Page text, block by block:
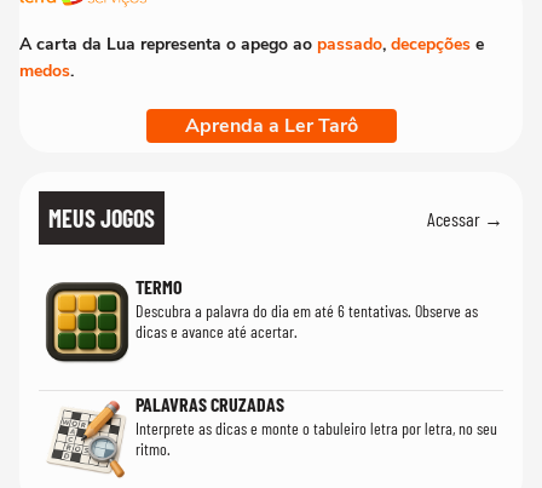
A carta da Lua representa o apego ao passado, decepções e
medos.
Aprenda a Ler Tarô
MEUS JOGOS Acessar →
TERMO
Descubra a palavra do dia em até 6 tentativas. Observe as
dicas e avance até acertar.
PALAVRAS CRUZADAS
Interprete as dicas e monte o tabuleiro letra por letra, no seu
ritmo.